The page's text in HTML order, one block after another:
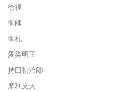
徐福
御師
御札
愛染明王
持田初治郎
摩利支天